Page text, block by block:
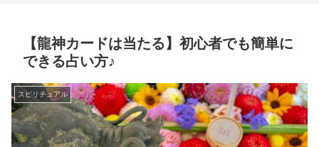
【龍神カードは当たる】初心者でも簡単に
できる占い方♪
スピリチュアル